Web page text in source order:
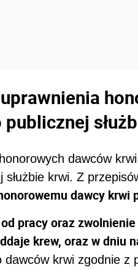
publicznej
dawców
służbie krwi. Z
dawcy krwi
pracy oraz
krew, oraz w dniu
dawców krwi zgodnie z